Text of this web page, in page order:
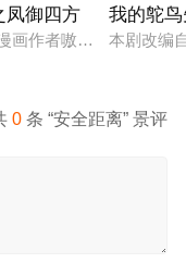
沐晚，醒来，却是丈
凤御四方
画作者嗷小泽的独家连
我的鸵
本剧改编
0 条 “安全距离” 景评